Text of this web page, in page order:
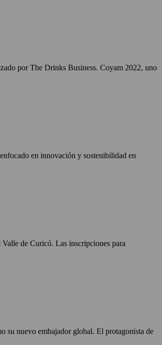
por The Drinks Business. Coyam 2022, uno
en innovación y sostenibilidad en
de Curicó. Las inscripciones para
su nuevo embajador global. El protagonista de